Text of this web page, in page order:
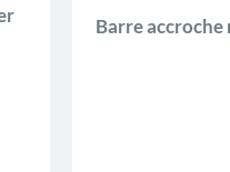
Barre